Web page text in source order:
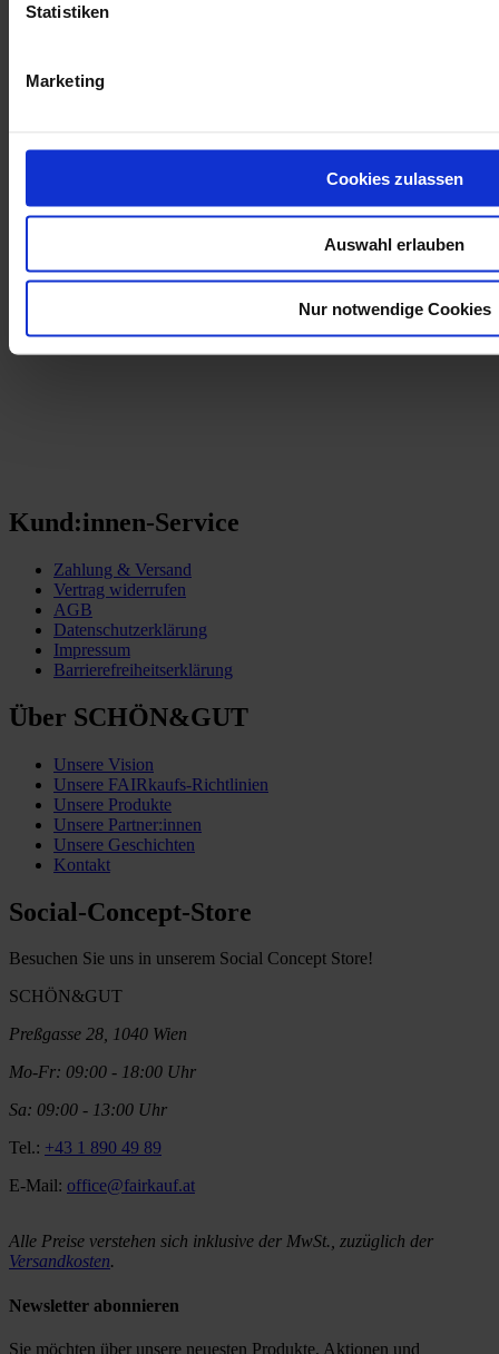
Statistiken
Marketing
Cookies zulassen
Auswahl erlauben
Nur notwendige Cookies
Klappstuhl ULME
In den Warenkorb
Kund:innen-Service
Zahlung & Versand
Vertrag widerrufen
AGB
Datenschutzerklärung
Impressum
Barrierefreiheitserklärung
Über SCHÖN&GUT
Unsere Vision
Unsere FAIRkaufs-Richtlinien
Unsere Produkte
Unsere Partner:innen
Unsere Geschichten
Kontakt
Social-Concept-Store
Besuchen Sie uns in unserem Social Concept Store!
SCHÖN&GUT
Preßgasse 28, 1040 Wien
Mo-Fr: 09:00 - 18:00 Uhr
Sa: 09:00 - 13:00 Uhr
Tel.: +43 1 890 49 89
E-Mail: office@fairkauf.at
Alle Preise verstehen sich inklusive der MwSt., zuzüglich der
Versandkosten.
Newsletter abonnieren
Sie möchten über unsere neuesten Produkte, Aktionen und